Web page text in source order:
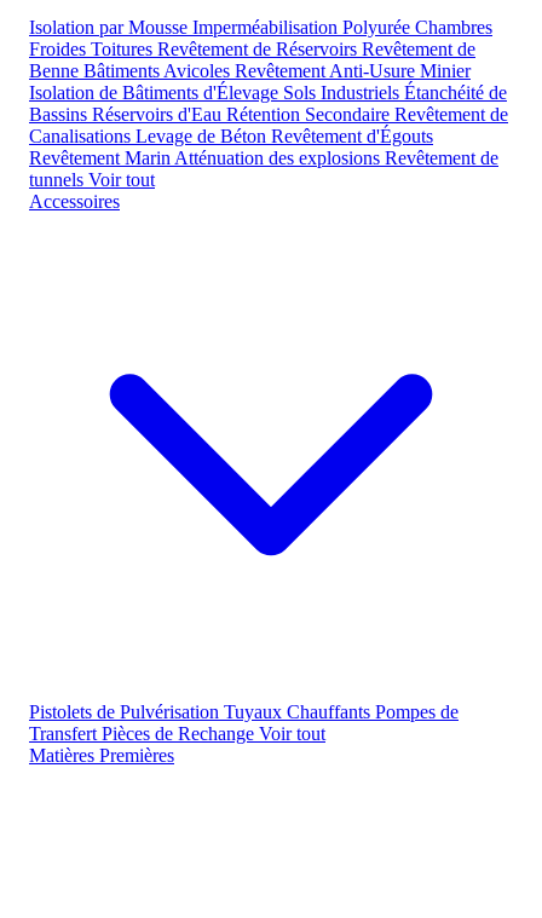
Isolation par Mousse Imperméabilisation Polyurée Chambres
Froides Toitures Revêtement de Réservoirs Revêtement de
Benne Bâtiments Avicoles Revêtement Anti-Usure Minier
Isolation de Bâtiments d'Élevage Sols Industriels Étanchéité de
Bassins Réservoirs d'Eau Rétention Secondaire Revêtement de
Canalisations Levage de Béton Revêtement d'Égouts
Revêtement Marin Atténuation des explosions Revêtement de
tunnels Voir tout
Accessoires
Pistolets de Pulvérisation Tuyaux Chauffants Pompes de
Transfert Pièces de Rechange Voir tout
Matières Premières